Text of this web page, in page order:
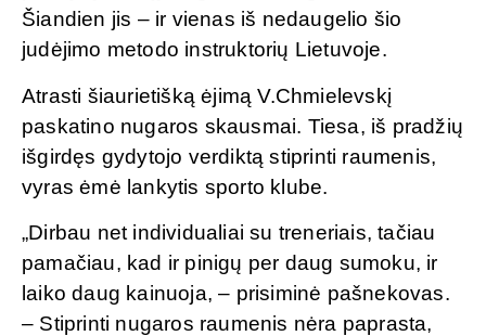
Šiandien jis – ir vienas iš nedaugelio šio
judėjimo metodo instruktorių Lietuvoje.
Atrasti šiaurietišką ėjimą V.Chmielevskį
paskatino nugaros skausmai. Tiesa, iš pradžių
išgirdęs gydytojo verdiktą stiprinti raumenis,
vyras ėmė lankytis sporto klube.
„Dirbau net individualiai su treneriais, tačiau
pamačiau, kad ir pinigų per daug sumoku, ir
laiko daug kainuoja, – prisiminė pašnekovas.
– Stiprinti nugaros raumenis nėra paprasta,